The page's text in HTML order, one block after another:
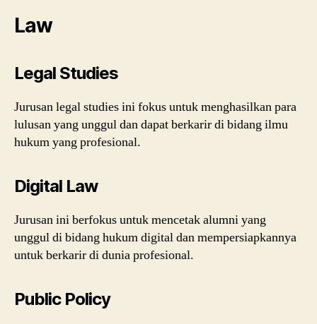
Law
Legal Studies
Jurusan legal studies ini fokus untuk menghasilkan para
lulusan yang unggul dan dapat berkarir di bidang ilmu
hukum yang profesional.
Digital Law
Jurusan ini berfokus untuk mencetak alumni yang
unggul di bidang hukum digital dan mempersiapkannya
untuk berkarir di dunia profesional.
Public Policy